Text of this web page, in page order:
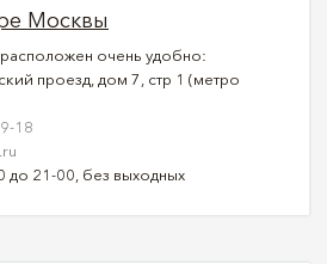
Москвы
очень удобно:
проезд, дом 7, стр 1 (метро
18
до 21-00, без выходных